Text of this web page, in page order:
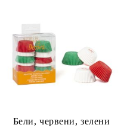
Бели, червени, зелени